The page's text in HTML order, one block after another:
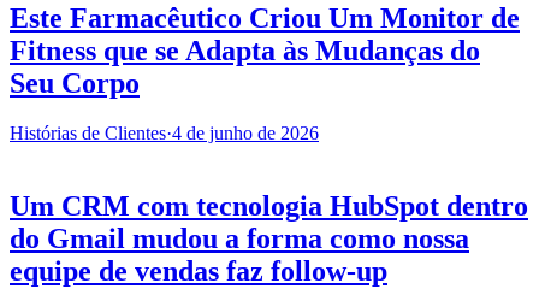
Este Farmacêutico Criou Um Monitor de
Fitness que se Adapta às Mudanças do
Seu Corpo
Histórias de Clientes·4 de junho de 2026
Um CRM com tecnologia HubSpot dentro
do Gmail mudou a forma como nossa
equipe de vendas faz follow-up